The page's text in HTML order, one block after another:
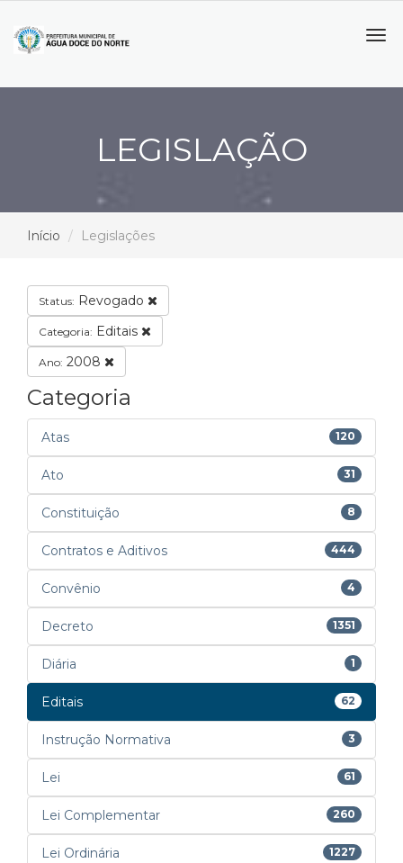
LEGISLAÇÃO
Início Legislações
Status: Revogado
Categoria: Editais
Ano: 2008
Categoria
Atas 120
Ato 31
Constituição 8
Contratos e Aditivos 444
Convênio 4
Decreto 1351
Diária 1
Editais 62
Instrução Normativa 3
Lei 61
Lei Complementar 260
Lei Ordinária 1227